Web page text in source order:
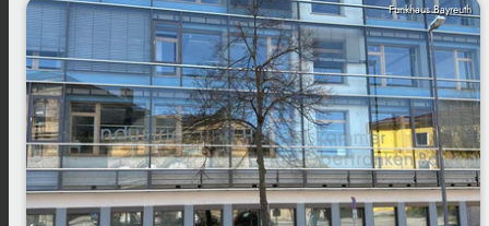
Funkhaus Bayreuth